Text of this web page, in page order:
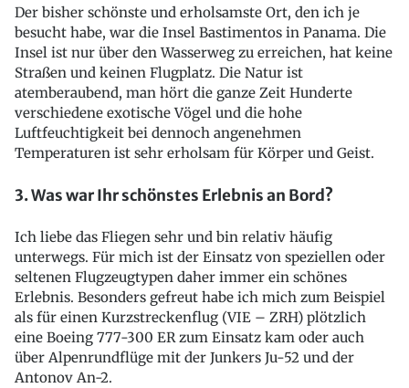
Der bisher schönste und erholsamste Ort, den ich je
besucht habe, war die Insel Bastimentos in Panama. Die
Insel ist nur über den Wasserweg zu erreichen, hat keine
Straßen und keinen Flugplatz. Die Natur ist
atemberaubend, man hört die ganze Zeit Hunderte
verschiedene exotische Vögel und die hohe
Luftfeuchtigkeit bei dennoch angenehmen
Temperaturen ist sehr erholsam für Körper und Geist.
3. Was war Ihr schönstes Erlebnis an Bord?
Ich liebe das Fliegen sehr und bin relativ häufig
unterwegs. Für mich ist der Einsatz von speziellen oder
seltenen Flugzeugtypen daher immer ein schönes
Erlebnis. Besonders gefreut habe ich mich zum Beispiel
als für einen Kurzstreckenflug (VIE – ZRH) plötzlich
eine Boeing 777-300 ER zum Einsatz kam oder auch
über Alpenrundflüge mit der Junkers Ju-52 und der
Antonov An-2.